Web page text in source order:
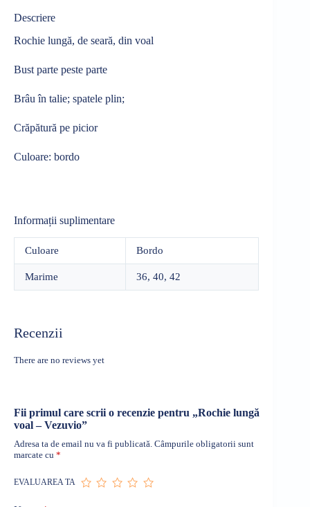
Descriere
Rochie lungă, de seară, din voal
Bust parte peste parte
Brâu în talie; spatele plin;
Crăpătură pe picior
Culoare: bordo
Informații suplimentare
Culoare Bordo
Marime 36, 40, 42
Recenzii
There are no reviews yet
Fii primul care scrii o recenzie pentru „Rochie lungă
voal – Vezuvio”
Adresa ta de email nu va fi publicată. Câmpurile obligatorii sunt
marcate cu *
EVALUAREA TA